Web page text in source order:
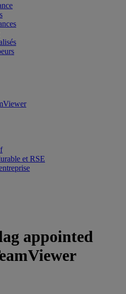
et RSE
appointed